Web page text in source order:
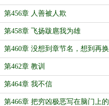
第456章 人善被人欺
第458章 飞扬跋扈我为雄
第460章 没想到章节名，想到再换
第462章 教训
第464章 我不信
第466章 把穷凶极恶写在脑门上的